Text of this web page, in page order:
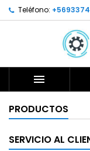
Teléfono:

PRODUCTOS
SERVICIO AL